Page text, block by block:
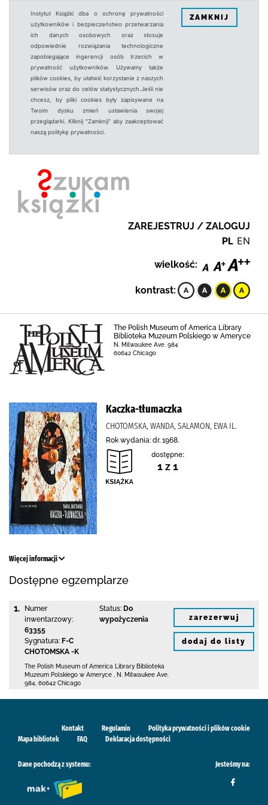
Instytut Książki dba o ochronę prywatności
użytkowników i bezpieczeństwo przetwarzania
ich danych osobowych oraz stosuje
odpowiednie rozwiązania technologiczne
zapobiegające ingerencji osób trzecich w
prywatność użytkowników. Używamy także
plików cookies, by ułatwić korzystanie z naszych
serwisów oraz do celów statystycznych.Jeśli nie
chcesz, by pliki cookies były zapisywane na
Twoim dysku zmień ustawienia swojej
przeglądarki. Kliknij "Zamknij" aby zaakceptować
naszą politykę prywatności.
ZAMKNIJ
ZAREJESTRUJ / ZALOGUJ
PL EN
wielkość:
kontrast:
The Polish Museum of America Library
Biblioteka Muzeum Polskiego w Ameryce
N. Milwaukee Ave. 984
60642 Chicago
Kaczka-tłumaczka
CHOTOMSKA, WANDA, SALAMON, EWA IL.
Rok wydania: dr. 1968.
dostępne:
1 z 1
Więcej informacji
Dostępne egzemplarze
1.
Numer
inwentarzowy:
63355
Sygnatura: F-C
CHOTOMSKA -K
Status: Do
wypożyczenia
The Polish Museum of America Library Biblioteka
Muzeum Polskiego w Ameryce
N. Milwaukee Ave.
984 60642 Chicago
zarezerwuj
dodaj do listy
Kontakt Regulamin
Polityka prywatności i plików cookie
Mapa bibliotek
FAQ Deklaracja dostępności
Dane pochodzą z systemu: Jesteśmy na: